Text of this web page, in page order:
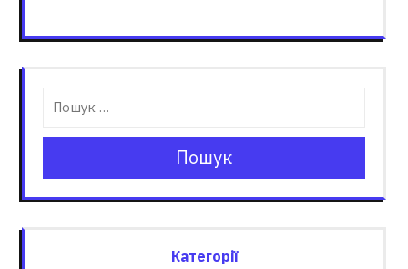
Пошук
Категорії